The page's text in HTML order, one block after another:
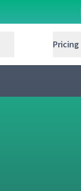
Pricing